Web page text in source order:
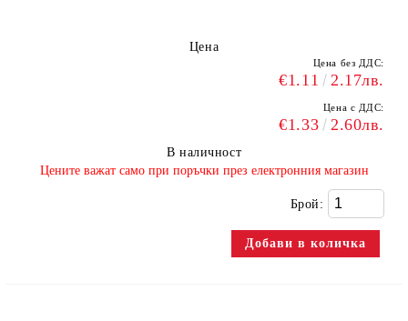
Цена
Цена без ДДС:
€1.11 2.17лв.
Цена с ДДС:
€1.33 2.60лв.
В наличност
​Цените важат само при поръчки през електронния магазин
Брой: